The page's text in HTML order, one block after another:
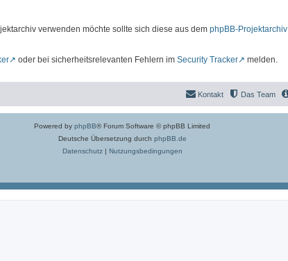
verwenden möchte sollte sich diese aus dem phpBB-Projektarchiv
oder bei sicherheitsrelevanten Fehlern im Security Tracker melden.
Das Team
Kontakt
Powered by phpBB® Forum Software © phpBB Limited
Deutsche Übersetzung durch phpBB.de
Datenschutz| Nutzungsbedingungen